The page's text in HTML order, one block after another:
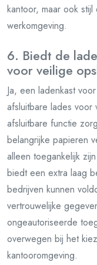
kantoor, maar ook
werkomgeving.
6. Biedt de
voor veilige
Ja, een ladenkast
afsluitbare lades
afsluitbare functie
belangrijke papieren
alleen toegankelijk
biedt een extra laag
bedrijven kunnen
vertrouwelijke
ongeautoriseerde
overwegen bij het
kantooromgeving.